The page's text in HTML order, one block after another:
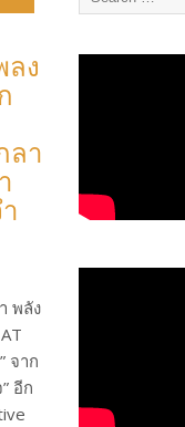
ลง
ลา
พลัง
จาก
อีก